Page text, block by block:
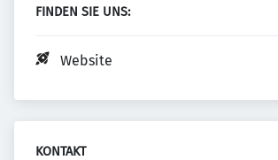
FINDEN SIE UNS:
Website
KONTAKT